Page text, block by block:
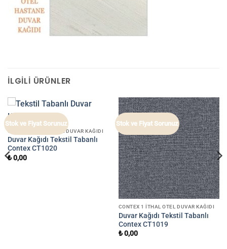
İLGILI ÜRÜNLER
Stok ve Fiyat Sorunuz
CONTEX 1 İTHAL OTEL DUVAR KAĞIDI
Duvar Kağıdı Tekstil Tabanlı
Contex CT1020
₺0,00
Stok ve Fiyat Sorunuz
CONTEX 1 İTHAL OTEL DUVAR KAĞIDI
Duvar Kağıdı Tekstil Tabanlı
Contex CT1019
₺0,00